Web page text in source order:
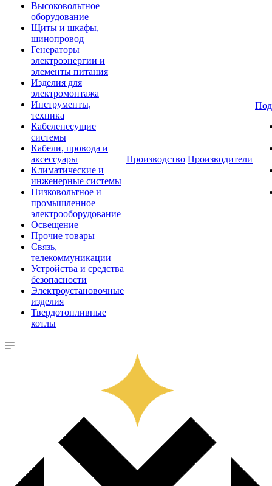
Высоковольтное
оборудование
Щиты и шкафы,
шинопровод
Генераторы
электроэнергии и
элементы питания
Изделия для
электромонтажа
Инструменты,
техника
Кабеленесущие
системы
Кабели, провода и
аксессуары
Климатические и
инженерные системы
Низковольтное и
промышленное
электрооборудование
Освещение
Прочие товары
Связь,
телекоммуникации
Устройства и средства
безопасности
Электроустановочные
изделия
Твердотопливные
котлы
Производство Производители